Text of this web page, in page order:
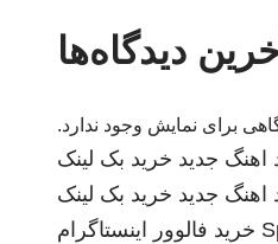
دیدگاه‌ها
برای نمایش وجود ندارد.
اهنگ جدید خرید بک لینک
اهنگ جدید خرید بک لینک
خرید فالوور اینستاگرام